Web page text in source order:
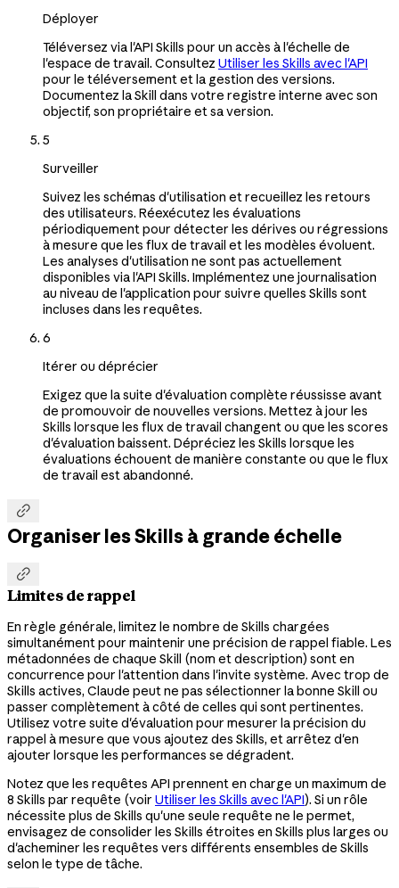
Déployer
Téléversez via l'API Skills pour un accès à l'échelle de
l'espace de travail. Consultez Utiliser les Skills avec l'API
pour le téléversement et la gestion des versions.
Documentez la Skill dans votre registre interne avec son
objectif, son propriétaire et sa version.
5
Surveiller
Suivez les schémas d'utilisation et recueillez les retours
des utilisateurs. Réexécutez les évaluations
périodiquement pour détecter les dérives ou régressions
à mesure que les flux de travail et les modèles évoluent.
Les analyses d'utilisation ne sont pas actuellement
disponibles via l'API Skills. Implémentez une journalisation
au niveau de l'application pour suivre quelles Skills sont
incluses dans les requêtes.
6
Itérer ou déprécier
Exigez que la suite d'évaluation complète réussisse avant
de promouvoir de nouvelles versions. Mettez à jour les
Skills lorsque les flux de travail changent ou que les scores
d'évaluation baissent. Dépréciez les Skills lorsque les
évaluations échouent de manière constante ou que le flux
de travail est abandonné.

Organiser les Skills à grande échelle

Limites de rappel
En règle générale, limitez le nombre de Skills chargées
simultanément pour maintenir une précision de rappel fiable. Les
métadonnées de chaque Skill (nom et description) sont en
concurrence pour l'attention dans l'invite système. Avec trop de
Skills actives, Claude peut ne pas sélectionner la bonne Skill ou
passer complètement à côté de celles qui sont pertinentes.
Utilisez votre suite d'évaluation pour mesurer la précision du
rappel à mesure que vous ajoutez des Skills, et arrêtez d'en
ajouter lorsque les performances se dégradent.
Notez que les requêtes API prennent en charge un maximum de
8 Skills par requête (voir Utiliser les Skills avec l'API). Si un rôle
nécessite plus de Skills qu'une seule requête ne le permet,
envisagez de consolider les Skills étroites en Skills plus larges ou
d'acheminer les requêtes vers différents ensembles de Skills
selon le type de tâche.